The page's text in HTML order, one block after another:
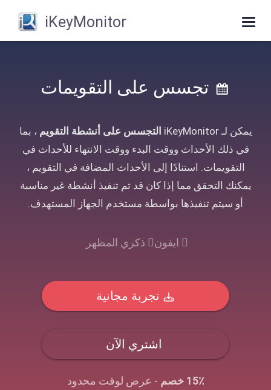
Toggle
navigation
iKeyMonitor
تجسس على التقويمات
يمكن لـ iKeyMonitor التجسس على أنشطة التقويم ، بما
في ذلك الأحداث ووقت البدء ووقت الانتهاء للأحداث في
التقويمات. استنادًا إلى الأحداث المضافة في التقويم ،
يمكنك التحقق مما إذا كان قد تم تنفيذ أنشطة غير مناسبة
أو سيتم تنفيذها بواسطة مستخدم الجهاز المستهدف.
ايفون ذكري المظهر
تجربة مجانية
اشتري الآن
15٪ خصم - عرض لوقت محدود